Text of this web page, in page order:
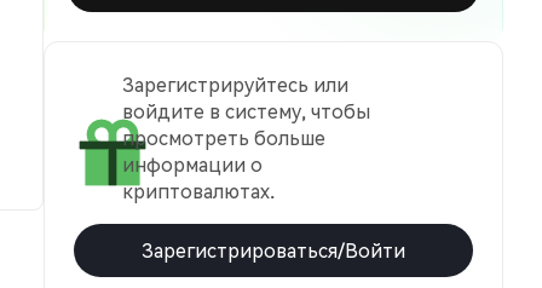
Зарегистрируйтесь или
войдите в систему, чтобы
просмотреть больше
информации о
криптовалютах.
Зарегистрироваться/Войти